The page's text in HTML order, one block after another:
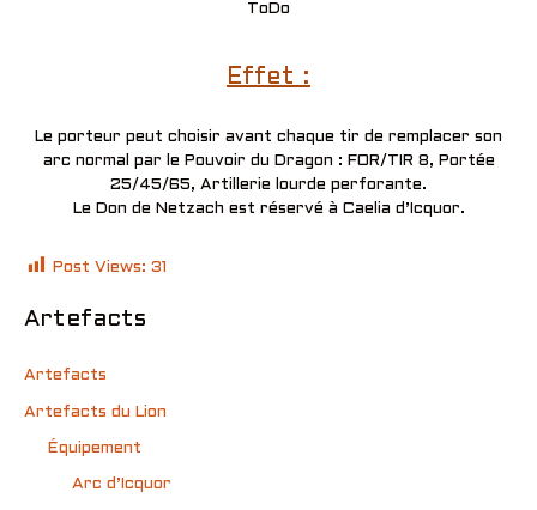
ToDo
Effet :
Le porteur peut choisir avant chaque tir de remplacer son
arc normal par le Pouvoir du Dragon : FOR/TIR 8, Portée
25/45/65, Artillerie lourde perforante.
Le Don de Netzach est réservé à Caelia d’Icquor.
Post Views: 31
Artefacts
Artefacts
Artefacts du Lion
Équipement
Arc d’Icquor